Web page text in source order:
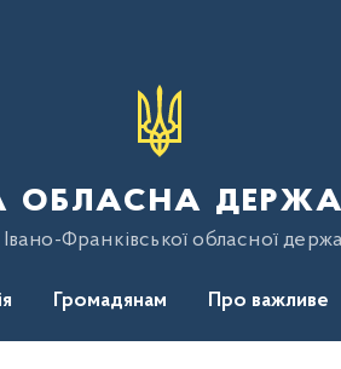
обласна
Франківської обласної
Громадянам Про важливе